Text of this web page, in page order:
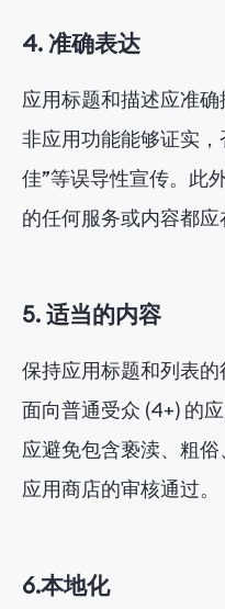
4. 准确表达
应用标题和描述应准
非应用功能能够证实，
佳”等误导性宣传。此
的任何服务或内容都应
5. 适当的内容
保持应用标题和列表
面向普通受众 (4+) 的
应避免包含亵渎、粗
应用商店的审核通过。
6.本地化